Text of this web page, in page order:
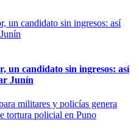
un candidato sin ingresos: así
Junín